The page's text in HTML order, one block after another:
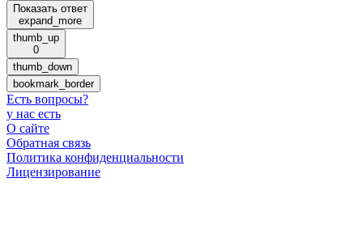
Показать ответ
expand_more
thumb_up
0
thumb_down
bookmark_border
Есть вопросы?
у нас есть
О сайте
Обратная связь
Политика конфиденциальности
Лицензирование